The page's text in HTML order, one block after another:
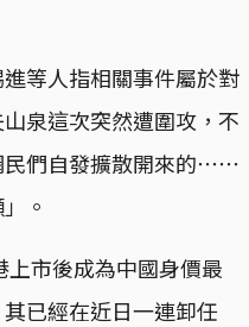
等人指相關事件屬於對
泉這次突然遭圍攻，不
民們自發擴散開來的⋯⋯
。
市後成為中國身價最
其已經在近日一連卸任